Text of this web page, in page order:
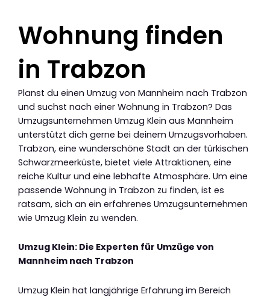
Wohnung finden
in Trabzon
Planst du einen Umzug von Mannheim nach Trabzon
und suchst nach einer Wohnung in Trabzon? Das
Umzugsunternehmen Umzug Klein aus Mannheim
unterstützt dich gerne bei deinem Umzugsvorhaben.
Trabzon, eine wunderschöne Stadt an der türkischen
Schwarzmeerküste, bietet viele Attraktionen, eine
reiche Kultur und eine lebhafte Atmosphäre. Um eine
passende Wohnung in Trabzon zu finden, ist es
ratsam, sich an ein erfahrenes Umzugsunternehmen
wie Umzug Klein zu wenden.
Umzug Klein: Die Experten für Umzüge von
Mannheim nach Trabzon
Umzug Klein hat langjährige Erfahrung im Bereich